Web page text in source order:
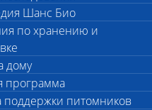
Шанс Био
по хранению и
дому
программа
поддержки питомников
аналогично.
оставлять ватные
проб в